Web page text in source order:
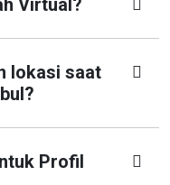
Virtual?
lokasi saat
Profil